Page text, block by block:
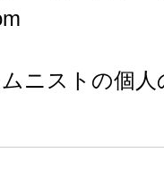
ニストの個人